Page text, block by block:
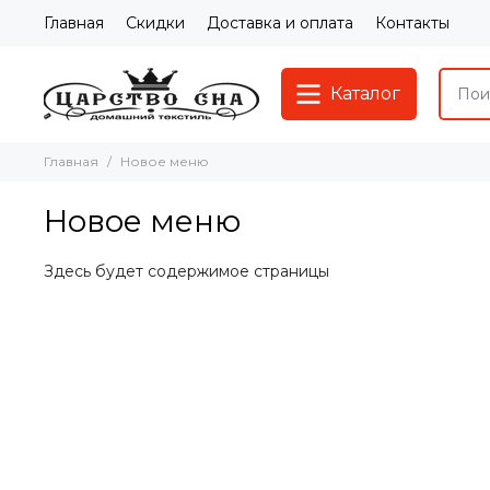
Главная Скидки Доставка и оплата Контакты
Каталог
Главная Новое меню
Новое меню
Здесь будет содержимое страницы